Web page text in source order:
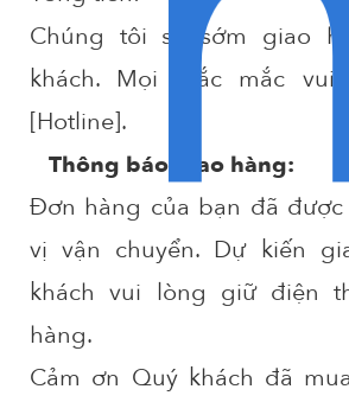
Chúng tôi sẽ sớm giao
khách. Mọi thắc mắc
[Hotline].
Thông báo giao hàng:
Đơn hàng của bạn đã
vị vận chuyển. Dự kiến
khách vui lòng giữ điện
hàng.
Cảm ơn Quý khách đã